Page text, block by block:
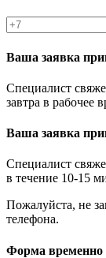
Ваша заявка
Специалист
завтра в рабочее
Ваша заявка
Специалист
в течение 10-15
Пожалуйста, не
телефона.
Форма временно